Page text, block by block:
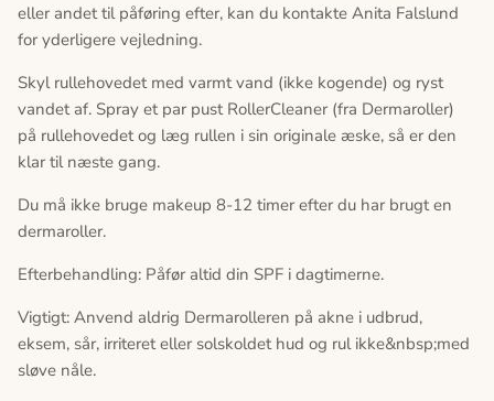
eller andet til påføring efter, kan du kontakte Anita Falslund
for yderligere vejledning.
Skyl rullehovedet med varmt vand (ikke kogende) og ryst
vandet af. Spray et par pust RollerCleaner (fra Dermaroller)
på rullehovedet og læg rullen i sin originale æske, så er den
klar til næste gang.
Du må ikke bruge makeup 8-12 timer efter du har brugt en
dermaroller.
Efterbehandling: Påfør altid din SPF i dagtimerne.
Vigtigt: Anvend aldrig Dermarolleren på akne i udbrud,
eksem, sår, irriteret eller solskoldet hud og rul ikke&nbsp;med
sløve nåle.